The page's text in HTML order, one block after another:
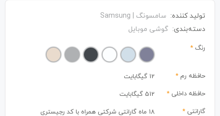
تولید کننده: سامسونگ | Samsung
دسته‌بندی: گوشی موبایل
رنگ *
حافظه رم *
12 گیگابایت
حافظه داخلی *
512 گیگابایت
گارانتی * 18 ماه گارانتی شرکتی همراه با کد رجیستری